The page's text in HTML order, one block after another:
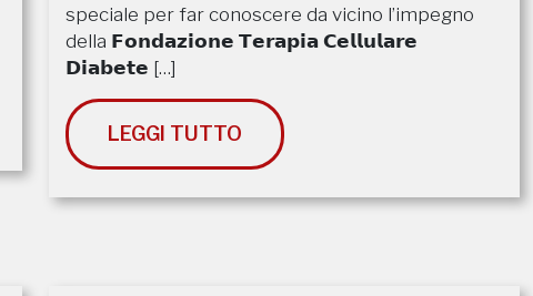
speciale per far conoscere da vicino l’impegno
della 𝗙𝗼𝗻𝗱𝗮𝘇𝗶𝗼𝗻𝗲 𝗧𝗲𝗿𝗮𝗽𝗶𝗮 𝗖𝗲𝗹𝗹𝘂𝗹𝗮𝗿𝗲
𝗗𝗶𝗮𝗯𝗲𝘁𝗲 […]
LEGGI TUTTO